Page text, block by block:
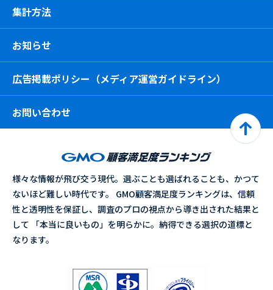
集計方法
お知らせ
広告掲載ポリシー（メディア運営ガイドライン）
お問い合わせ
様々な情報が飛び交う現代。選ぶことも選ばれることも、かつて
ないほど難しい時代です。 GMO顧客満足度ランキングは、信頼
性と透明性を保証し、調査のプロの視点から導き出された結果と
して 「本当に良いもの」を明らかに。納得できる選択の道標と
なります。